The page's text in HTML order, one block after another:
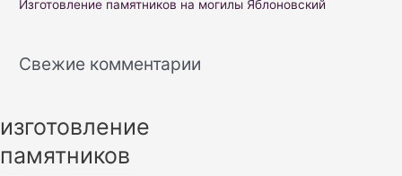
Изготовление памятников на могилы Яблоновский
Свежие комментарии
изготовление
памятников